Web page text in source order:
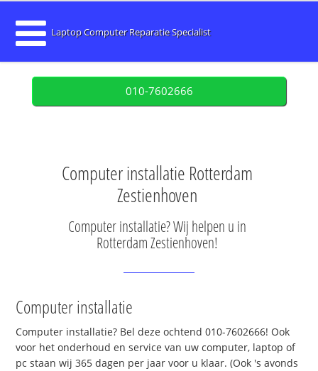
Laptop Computer Reparatie Specialist
010-7602666
Computer installatie Rotterdam
Zestienhoven
Computer installatie? Wij helpen u in
Rotterdam Zestienhoven!
Computer installatie
Computer installatie? Bel deze ochtend 010-7602666! Ook
voor het onderhoud en service van uw computer, laptop of
pc staan wij 365 dagen per jaar voor u klaar. (Ook 's avonds